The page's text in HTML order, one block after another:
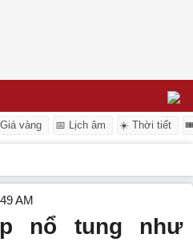
vàng 📅 Lịch âm ☀️ Thời tiết
AM
nổ tung như